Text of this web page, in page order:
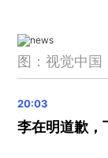
阿里·哈梅
伊朗队队长
美官员称中
美军航母“里
图：视觉中国
李在明道歉，